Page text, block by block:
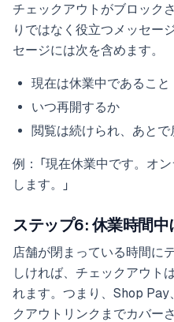
チェックアウトがブロック
りではなく役立つメッセー
セージには次を含めます。
現在は休業中であること
いつ再開するか
閲覧は続けられ、あとで
例： 「現在休業中です。オ
します。」
ステップ6: 休業時間中
店舗が閉まっている時間に
しければ、チェックアウト
れます。つまり、Shop
クアウトリンクまでカバー